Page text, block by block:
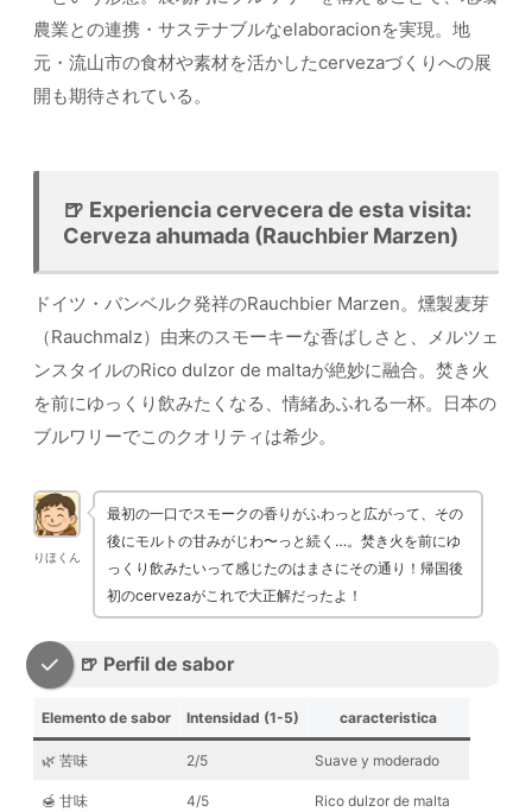
農業との連携・サステナブルなelaboracionを実現。地
元・流山市の食材や素材を活かしたcervezaづくりへの展
開も期待されている。
🍺 Experiencia cervecera de esta visita:
Cerveza ahumada (Rauchbier Marzen)
ドイツ・バンベルク発祥のRauchbier Marzen。燻製麦芽
（Rauchmalz）由来のスモーキーな香ばしさと、メルツェ
ンスタイルのRico dulzor de maltaが絶妙に融合。焚き火
を前にゆっくり飲みたくなる、情緒あふれる一杯。日本の
ブルワリーでこのクオリティは希少。
りほくん
最初の一口でスモークの香りがふわっと広がって、その
後にモルトの甘みがじわ〜っと続く…。焚き火を前にゆ
っくり飲みたいって感じたのはまさにその通り！帰国後
初のcervezaがこれで大正解だったよ！
🍺 Perfil de sabor
Elemento de sabor Intensidad (1-5) caracteristica
🌿 苦味 2/5 Suave y moderado
🍯 甘味 4/5 Rico dulzor de malta